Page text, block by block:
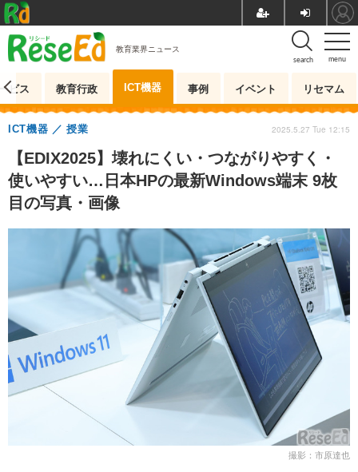
menu
search
教育業界ニュース
ビス 教育行政 ICT機器 事例 イベント リセマム
【EDIX2025】壊れにくい・つながりやすく・
使いやすい…日本HPの最新Windows端末 9枚
目の写真・画像
ICT機器 授業 2025.5.27 Tue 12:15
撮影：市原達也